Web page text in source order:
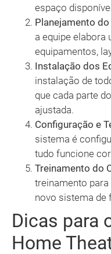
espaço
Planejamento
a equipe elabora
equipamentos,
Instalação dos
instalação de
que cada parte
ajustada.
Configuração e
sistema é
tudo funcione
Treinamento do
treinamento
novo sistema de
Dicas para
Home